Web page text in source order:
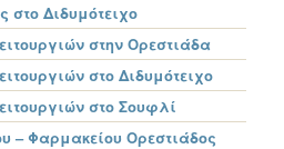
στο Διδυμότειχο
στην Ορεστιάδα
στο Διδυμότειχο
στο Σουφλί
– Φαρμακείου Ορεστιάδος